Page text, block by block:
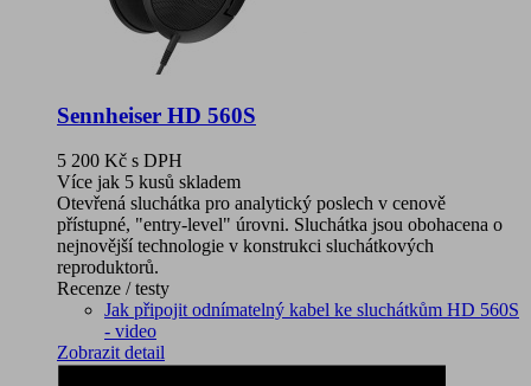
Sennheiser HD 560S
5 200 Kč s DPH
Více jak 5 kusů skladem
Otevřená sluchátka pro analytický poslech v cenově
přístupné, "entry-level" úrovni. Sluchátka jsou obohacena o
nejnovější technologie v konstrukci sluchátkových
reproduktorů.
Recenze / testy
Jak připojit odnímatelný kabel ke sluchátkům HD 560S
- video
Zobrazit detail